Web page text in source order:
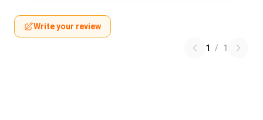
Write your review
1 / 1